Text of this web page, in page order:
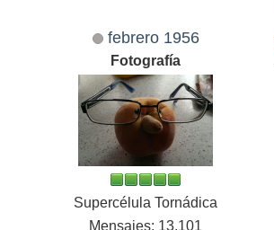
febrero 1956
Fotografía
Supercélula Tornádica
Mensajes: 13,101